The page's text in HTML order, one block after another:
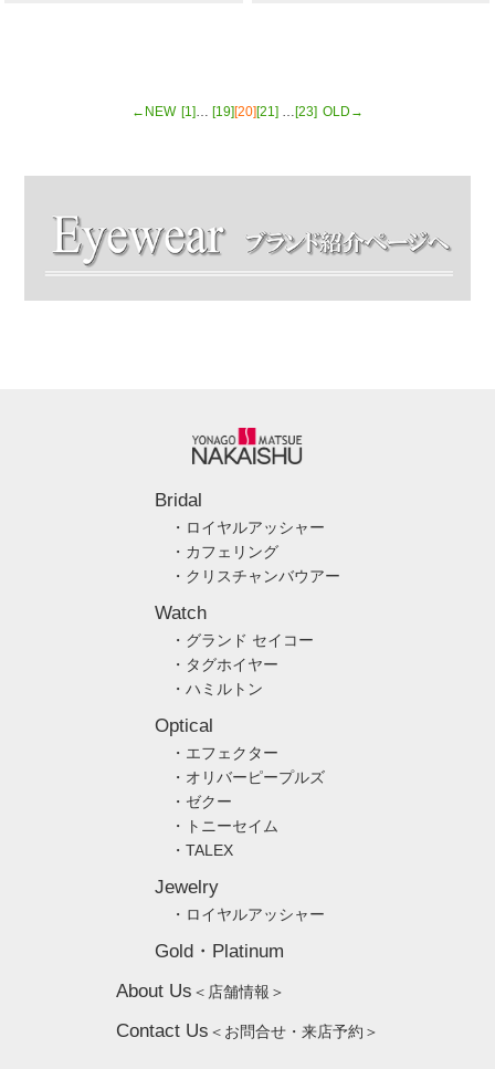
←NEW [1]… [19][20][21] …[23] OLD→
Bridal
・ロイヤルアッシャー
・カフェリング
・クリスチャンバウアー
Watch
・グランド セイコー
・タグホイヤー
・ハミルトン
Optical
・エフェクター
・オリバーピープルズ
・ゼクー
・トニーセイム
・TALEX
Jewelry
・ロイヤルアッシャー
Gold・Platinum
About Us ＜店舗情報＞
Contact Us ＜お問合せ・来店予約＞